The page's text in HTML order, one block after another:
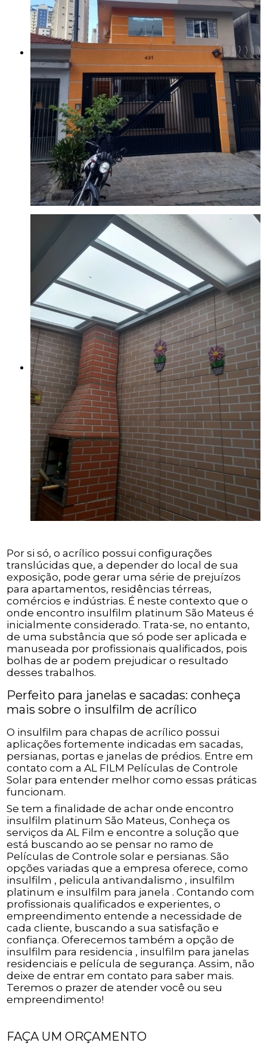
Por si só, o acrílico possui configurações
translúcidas que, a depender do local de sua
exposição, pode gerar uma série de prejuízos
para apartamentos, residências térreas,
comércios e indústrias. É neste contexto que o
onde encontro insulfilm platinum São Mateus é
inicialmente considerado. Trata-se, no entanto,
de uma substância que só pode ser aplicada e
manuseada por profissionais qualificados, pois
bolhas de ar podem prejudicar o resultado
desses trabalhos.
Perfeito para janelas e sacadas: conheça
mais sobre o insulfilm de acrílico
O insulfilm para chapas de acrílico possui
aplicações fortemente indicadas em sacadas,
persianas, portas e janelas de prédios. Entre em
contato com a AL FILM Películas de Controle
Solar para entender melhor como essas práticas
funcionam.
Se tem a finalidade de achar onde encontro
insulfilm platinum São Mateus, Conheça os
serviços da AL Film e encontre a solução que
está buscando ao se pensar no ramo de
Películas de Controle solar e persianas. São
opções variadas que a empresa oferece, como
insulfilm , pelicula antivandalismo , insulfilm
platinum e insulfilm para janela . Contando com
profissionais qualificados e experientes, o
empreendimento entende a necessidade de
cada cliente, buscando a sua satisfação e
confiança. Oferecemos também a opção de
insulfilm para residencia , insulfilm para janelas
residenciais e película de segurança. Assim, não
deixe de entrar em contato para saber mais.
Teremos o prazer de atender você ou seu
empreendimento!
FAÇA UM ORÇAMENTO